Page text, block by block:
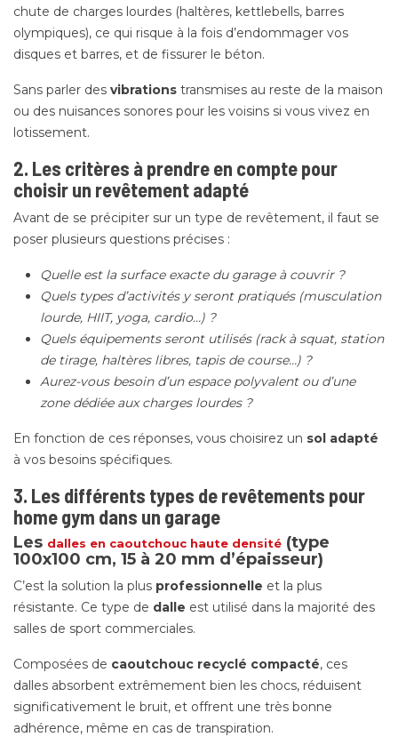
chute de charges lourdes (haltères, kettlebells, barres
olympiques), ce qui risque à la fois d’endommager vos
disques et barres, et de fissurer le béton.
Sans parler des vibrations transmises au reste de la maison
ou des nuisances sonores pour les voisins si vous vivez en
lotissement.
2. Les critères à prendre en compte pour
choisir un revêtement adapté
Avant de se précipiter sur un type de revêtement, il faut se
poser plusieurs questions précises :
Quelle est la surface exacte du garage à couvrir ?
Quels types d’activités y seront pratiqués (musculation
lourde, HIIT, yoga, cardio…) ?
Quels équipements seront utilisés (rack à squat, station
de tirage, haltères libres, tapis de course…) ?
Aurez-vous besoin d’un espace polyvalent ou d’une
zone dédiée aux charges lourdes ?
En fonction de ces réponses, vous choisirez un sol adapté
à vos besoins spécifiques.
3. Les différents types de revêtements pour
home gym dans un garage
Les dalles en caoutchouc haute densité (type
100x100 cm, 15 à 20 mm d’épaisseur)
C’est la solution la plus professionnelle et la plus
résistante. Ce type de dalle est utilisé dans la majorité des
salles de sport commerciales.
Composées de caoutchouc recyclé compacté, ces
dalles absorbent extrêmement bien les chocs, réduisent
significativement le bruit, et offrent une très bonne
adhérence, même en cas de transpiration.